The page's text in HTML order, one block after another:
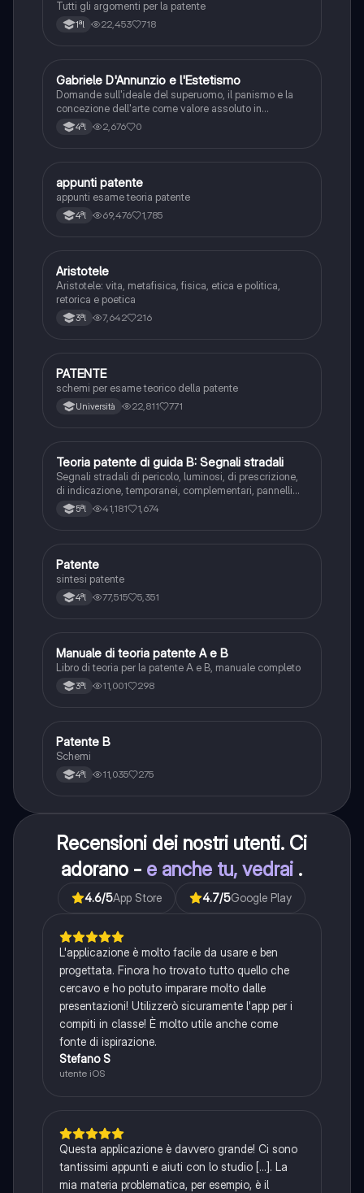
Tutti gli argomenti per la patente
1ªl 22,453 718
GItaliano
Gabriele D'Annunzio e l'Estetismo
Domande sull'ideale del superuomo, il panismo e la
concezione dell'arte come valore assoluto in
D'Annunzio.
4ªl 2,676 0
Altro
appunti patente
appunti esame teoria patente
4ªl 69,476 1,785
Filosofia
Aristotele
Aristotele: vita, metafisica, fisica, etica e politica,
retorica e poetica
3ªl 7,642 216
Altro
PATENTE
schemi per esame teorico della patente
Università 22,811 771
Ed. civ.
Teoria patente di guida B: Segnali stradali
Segnali stradali di pericolo, luminosi, di prescrizione,
di indicazione, temporanei, complementari, pannelli
integrativi, segnaletica orizzontale, segnalazioni
agenti del traffico, distanza di visibilità per l‘arresto,
5ªl 41,181 1,674
Altro
Patente
sintesi patente
4ªl 77,515 5,351
Italiano
Manuale di teoria patente A e B
Libro di teoria per la patente A e B, manuale completo
3ªl 11,001 298
Altro
Patente B
Schemi
4ªl 11,035 275
Recensioni dei nostri utenti. Ci
adorano - e anche tu, vedrai .
4.6/5App Store 4.7/5Google Play
L'applicazione è molto facile da usare e ben
progettata. Finora ho trovato tutto quello che
cercavo e ho potuto imparare molto dalle
presentazioni! Utilizzerò sicuramente l'app per i
compiti in classe! È molto utile anche come
fonte di ispirazione.
Stefano S
utente iOS
Questa applicazione è davvero grande! Ci sono
tantissimi appunti e aiuti con lo studio [...]. La
mia materia problematica, per esempio, è il